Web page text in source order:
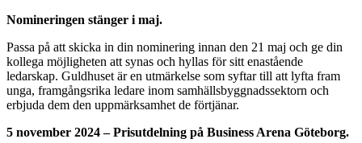
Nomineringen stänger i maj.
Passa på att skicka in din nominering innan den 21 maj och ge din
kollega möjligheten att synas och hyllas för sitt enastående
ledarskap. Guldhuset är en utmärkelse som syftar till att lyfta fram
unga, framgångsrika ledare inom samhällsbyggnadssektorn och
erbjuda dem den uppmärksamhet de förtjänar.
5 november 2024 – Prisutdelning på Business Arena Göteborg.